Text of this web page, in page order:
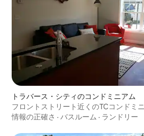
トラバース・シティのコンドミニアム
フロントストリート近くのTCコンドミ
イン生産地
情報の正確さ · バスルーム · ランドリー